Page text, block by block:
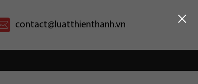
contact@luatthienthanh.vn ×